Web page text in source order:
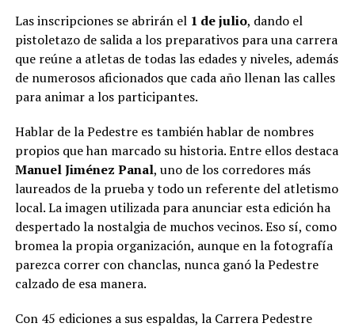
Las inscripciones se abrirán el 1 de julio, dando el
pistoletazo de salida a los preparativos para una carrera
que reúne a atletas de todas las edades y niveles, además
de numerosos aficionados que cada año llenan las calles
para animar a los participantes.
Hablar de la Pedestre es también hablar de nombres
propios que han marcado su historia. Entre ellos destaca
Manuel Jiménez Panal, uno de los corredores más
laureados de la prueba y todo un referente del atletismo
local. La imagen utilizada para anunciar esta edición ha
despertado la nostalgia de muchos vecinos. Eso sí, como
bromea la propia organización, aunque en la fotografía
parezca correr con chanclas, nunca ganó la Pedestre
calzado de esa manera.
Con 45 ediciones a sus espaldas, la Carrera Pedestre